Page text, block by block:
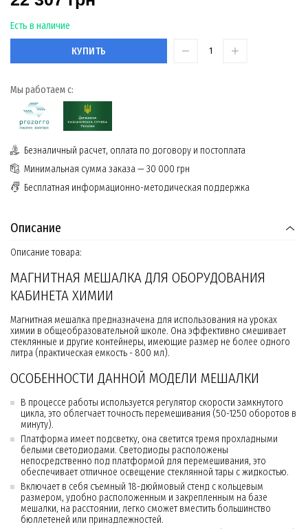
Есть в наличие
КУПИТЬ
Мы работаем с:
Безналичный расчет, оплата по договору и постоплата
Минимальная сумма заказа — 30 000 грн
Бесплатная информационно-методическая поддержка
Описание
Описание товара:
МАГНИТНАЯ МЕШАЛКА ДЛЯ ОБОРУДОВАНИЯ
КАБИНЕТА ХИМИИ
Магнитная мешалка предназначена для использования на уроках
химии в общеобразовательной школе. Она эффективно смешивает
стеклянные и другие контейнеры, имеющие размер не более одного
литра (практическая емкость - 800 мл).
ОСОБЕННОСТИ ДАННОЙ МОДЕЛИ МЕШАЛКИ
В процессе работы используется регулятор скорости замкнутого
цикла, это облегчает точность перемешивания (50-1250 оборотов в
минуту).
Платформа имеет подсветку, она светится тремя прохладными
белыми светодиодами. Светодиоды расположены
непосредственно под платформой для перемешивания, это
обеспечивает отличное освещение стеклянной тары с жидкостью.
Включает в себя съемный 18-дюймовый стенд с кольцевым
размером, удобно расположенным и закрепленным на базе
мешалки, на расстоянии, легко сможет вместить большинство
бюллетеней или принадлежностей.